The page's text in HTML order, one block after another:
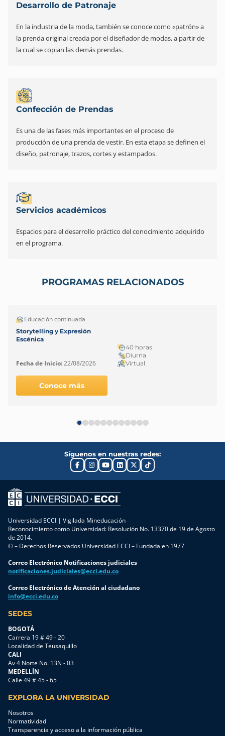
Desarrollo de Patronaje
En la industria de la moda, también se conoce como «patrón» a
la prenda original creada por el diseñador de modas, a partir de
la cual se copian las demás prendas.
Confección de Prendas
Es una de las fases más importantes en el proceso de
producción de una prenda de vestir. En esta etapa se definen el
diseño, patronaje, trazos, cortes y estampados.
Servicios académicos
Espacios para el desarrollo práctico del conocimiento adquirido
en el programa.
PROGRAMAS RELACIONADOS
Educación continuada
Storytelling y Expresión
Escénica
Fecha de Inicio:22/08/2026
40 horas
Diurna
Virtual
Conoce más
Síguenos en nuestras redes:
Universidad ECCI | Vigilada Mineducación
Reconocimiento como Universidad: Resolución No. 13370 de 19 de Agosto
de 2014.
© – Derechos Reservados Universidad ECCI – Fundada en 1977
Correo Electrónico Notificaciones judiciales
notificaciones.judiciales@ecci.edu.co
Correo Electrónico de Atención al ciudadano
info@ecci.edu.co
SEDES
BOGOTÁ
Carrera 19 # 49 - 20
Localidad de Teusaquillo
CALI
Av 4 Norte No. 13N - 03
MEDELLÍN
Calle 49 # 45 - 65
EXPLORA LA UNIVERSIDAD
Nosotros
Normatividad
Transparencia y acceso a la información pública